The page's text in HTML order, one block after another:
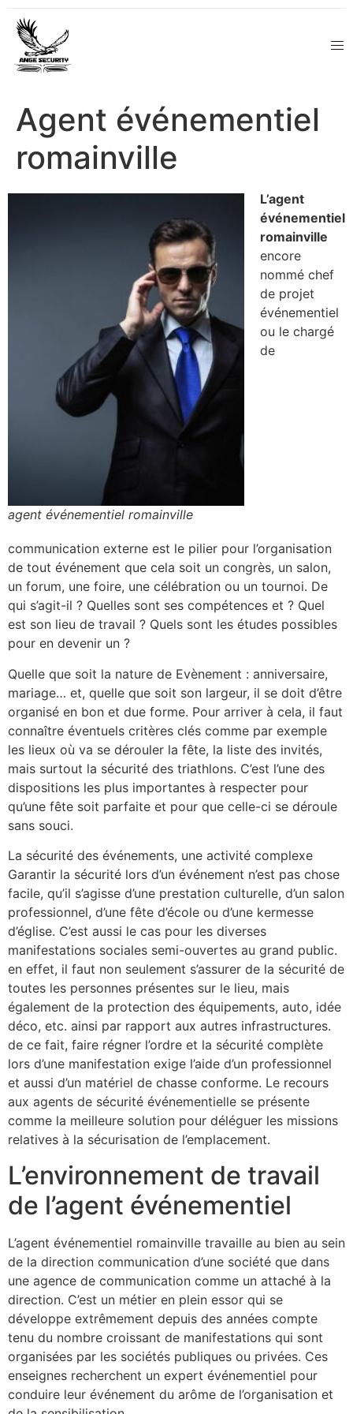
Agent événementiel
romainville
agent événementiel romainville
L’agent
événementiel
romainville
encore
nommé chef
de projet
événementiel
ou le chargé
de
communication externe est le pilier pour l’organisation
de tout événement que cela soit un congrès, un salon,
un forum, une foire, une célébration ou un tournoi. De
qui s’agit-il ? Quelles sont ses compétences et ? Quel
est son lieu de travail ? Quels sont les études possibles
pour en devenir un ?
Quelle que soit la nature de Evènement : anniversaire,
mariage… et, quelle que soit son largeur, il se doit d’être
organisé en bon et due forme. Pour arriver à cela, il faut
connaître éventuels critères clés comme par exemple
les lieux où va se dérouler la fête, la liste des invités,
mais surtout la sécurité des triathlons. C’est l’une des
dispositions les plus importantes à respecter pour
qu’une fête soit parfaite et pour que celle-ci se déroule
sans souci.
La sécurité des événements, une activité complexe
Garantir la sécurité lors d’un événement n’est pas chose
facile, qu’il s’agisse d’une prestation culturelle, d’un salon
professionnel, d’une fête d’école ou d’une kermesse
d’église. C’est aussi le cas pour les diverses
manifestations sociales semi-ouvertes au grand public.
en effet, il faut non seulement s’assurer de la sécurité de
toutes les personnes présentes sur le lieu, mais
également de la protection des équipements, auto, idée
déco, etc. ainsi par rapport aux autres infrastructures.
de ce fait, faire régner l’ordre et la sécurité complète
lors d’une manifestation exige l’aide d’un professionnel
et aussi d’un matériel de chasse conforme. Le recours
aux agents de sécurité événementielle se présente
comme la meilleure solution pour déléguer les missions
relatives à la sécurisation de l’emplacement.
L’environnement de travail
de l’agent événementiel
L’agent événementiel romainville travaille au bien au sein
de la direction communication d’une société que dans
une agence de communication comme un attaché à la
direction. C’est un métier en plein essor qui se
développe extrêmement depuis des années compte
tenu du nombre croissant de manifestations qui sont
organisées par les sociétés publiques ou privées. Ces
enseignes recherchent un expert événementiel pour
conduire leur événement du arôme de l’organisation et